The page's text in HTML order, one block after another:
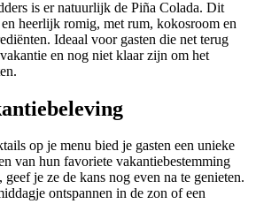
is er natuurlijk de Piña Colada. Dit
heerlijk romig, met rum, kokosroom en
Ideaal voor gasten die net terug
en nog niet klaar zijn om het
op je menu bied je gasten een unieke
van hun favoriete vakantiebestemming
geef je ze de kans nog even na te genieten.
ontspannen in de zon of een